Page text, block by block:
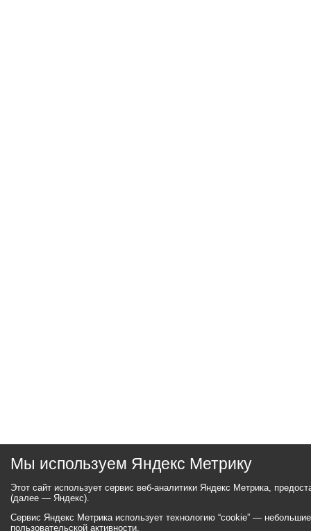
Мы используем Яндекс Метрику
Этот сайт использует сервис веб-аналитики Яндекс Метрика,
(далее — Яндекс).
Сервис Яндекс Метрика использует технологию “cookie” —
пользовательской активности.